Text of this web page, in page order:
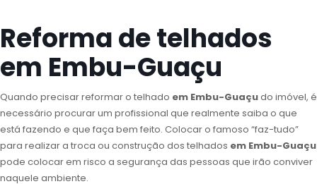
Reforma de telhados
em Embu-Guaçu
Quando precisar reformar o telhado em Embu-Guaçudo imóvel, é
necessário procurar um profissional que realmente saiba o que
está fazendo e que faça bem feito. Colocar o famoso “faz-tudo”
para realizar a troca ou construção dos telhados em Embu-Guaçu
pode colocar em risco a segurança das pessoas que irão conviver
naquele ambiente.